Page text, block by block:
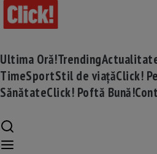
Ultima Oră!Trending
TimeSportStil de viațăClick!
SănătateClick! Poftă Bună!